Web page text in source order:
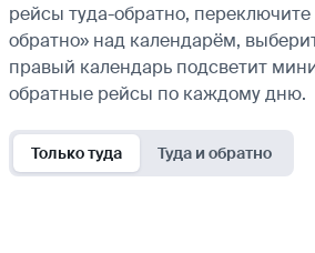
рейсы туда-обратно, переключите
обратно» над календарём,
правый календарь подсветит
обратные рейсы по каждому дню.
Только туда Туда и обратно